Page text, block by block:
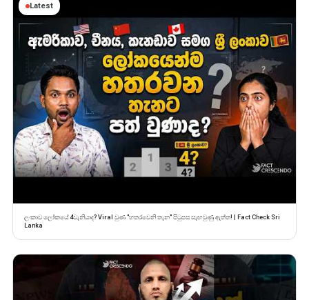
Latest
ලංකාව ලෝකයේ 4වැනියාද? Viral වුණ "හතරවෙනි තැන" පිටුපස සැඟවුණු ඇත්ත! | Fact Check Sri
Lanka